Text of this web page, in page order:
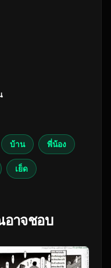
บ้าน พี่น้อง
เย็ด
าจชอบ